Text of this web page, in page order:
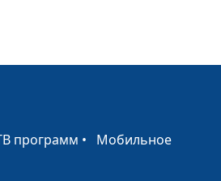
Ронжина, Ульяна
программ • Мобильное